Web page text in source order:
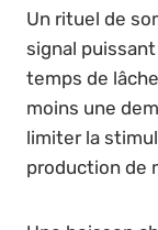
Un rituel de
signal
temps de
moins une
limiter la
production de